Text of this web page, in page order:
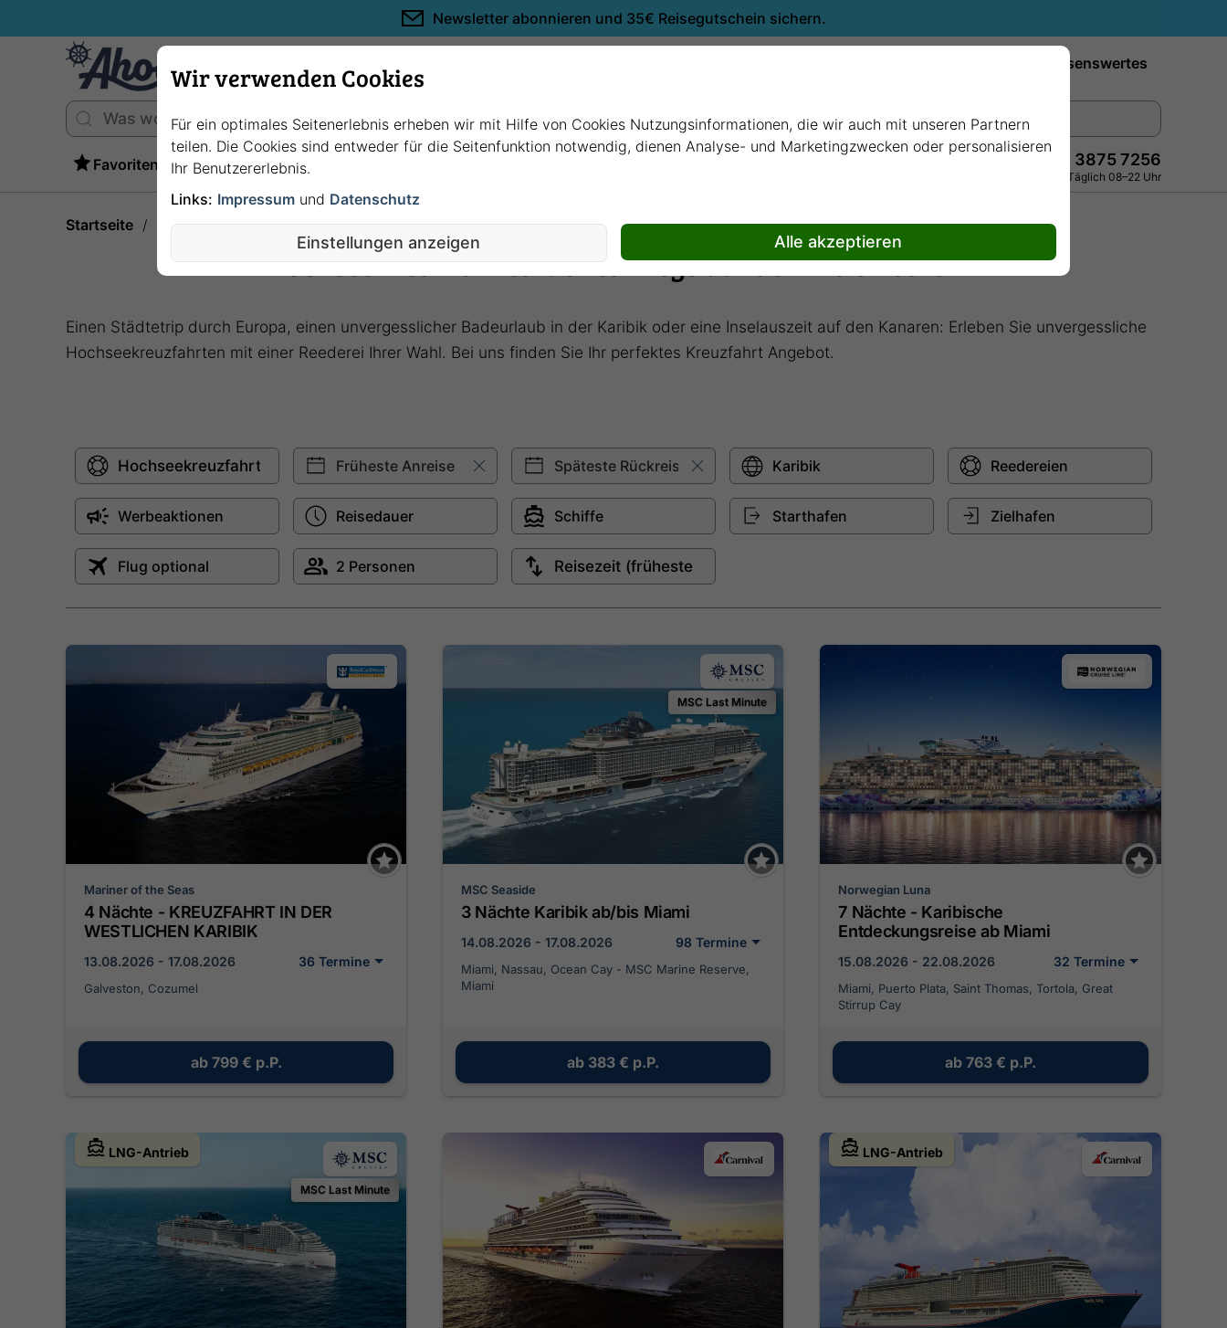
Newsletter abonnieren und 35€ Reisegutschein sichern.
Wissenswertes
Favoriten +49 228 3875 7256
Persönlich · Kostenlos · Täglich 08–22 Uhr
Startseite Hochseekreuzfahrten: Unterwegs auf den Weltmeeren
Hochseekreuzfahrten: Unterwegs auf den Weltmeeren
Einen Städtetrip durch Europa, einen unvergesslicher Badeurlaub in der Karibik oder eine Inselauszeit auf den Kanaren: Erleben Sie unvergessliche
Hochseekreuzfahrten mit einer Reederei Ihrer Wahl. Bei uns finden Sie Ihr perfektes Kreuzfahrt Angebot.
Mariner of the Seas
4 Nächte - KREUZFAHRT IN DER
WESTLICHEN KARIBIK
13.08.2026 - 17.08.2026 36 Termine
Galveston, Cozumel
ab 799 € p.P.
MSC Last Minute
MSC Seaside
3 Nächte Karibik ab/bis Miami
14.08.2026 - 17.08.2026 98 Termine
Miami, Nassau, Ocean Cay - MSC Marine Reserve,
Miami
ab 383 € p.P.
Norwegian Luna
7 Nächte - Karibische
Entdeckungsreise ab Miami
15.08.2026 - 22.08.2026 32 Termine
Miami, Puerto Plata, Saint Thomas, Tortola, Great
Stirrup Cay
ab 763 € p.P.
LNG-Antrieb
MSC Last Minute
LNG-Antrieb
Wir verwenden Cookies
Für ein optimales Seitenerlebnis erheben wir mit Hilfe von Cookies Nutzungsinformationen, die wir auch mit unseren Partnern
teilen. Die Cookies sind entweder für die Seitenfunktion notwendig, dienen Analyse- und Marketingzwecken oder personalisieren
Ihr Benutzererlebnis.
Links: Impressum und Datenschutz
Einstellungen anzeigen Alle akzeptieren